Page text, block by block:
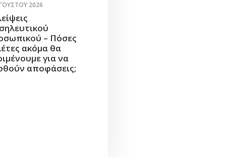
2026
– Πόσες
ακόμα θα
για να
αποφάσεις;